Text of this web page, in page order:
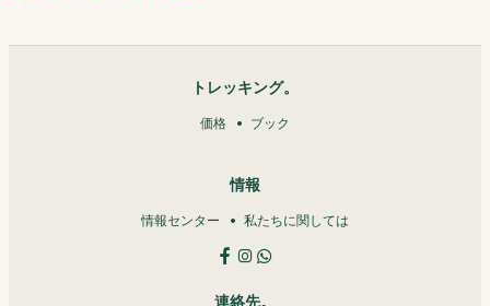
トレッキング。
価格 ブック
情報
情報センター 私たちに関しては
連絡先。